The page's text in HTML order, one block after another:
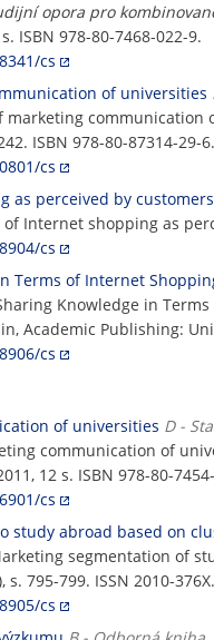
opora pro
ISBN 978-80-7468-022-9.
cs
of universities
marketing communication
ISBN 978-80-87314-29-6.
cs
as perceived by
of Internet shopping as
cs
Terms of Internet
Knowledge in
Academic Publishing:
cs
of universities D -
communication of
12 s. ISBN 978-80-
cs
study abroad based on
segmentation
s. 795-799. ISSN 2010-376X.
cs